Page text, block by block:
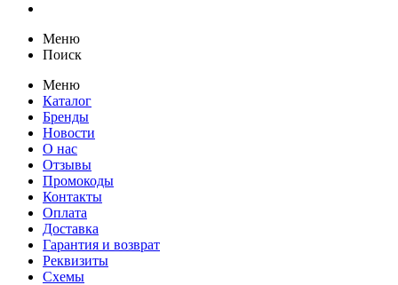
Меню
Поиск
Меню
Каталог
Бренды
Новости
О нас
Отзывы
Промокоды
Контакты
Оплата
Доставка
Гарантия и возврат
Реквизиты
Схемы